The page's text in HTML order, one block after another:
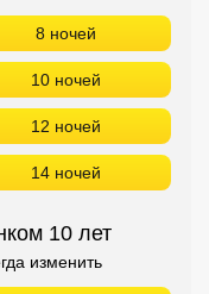
8 ночей
10 ночей
12 ночей
14 ночей
10 лет
изменить